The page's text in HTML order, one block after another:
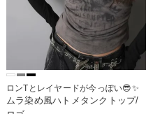
ロンTとレイヤードが今っぽい😎✨
ムラ染め風ハトメタンクトップ/